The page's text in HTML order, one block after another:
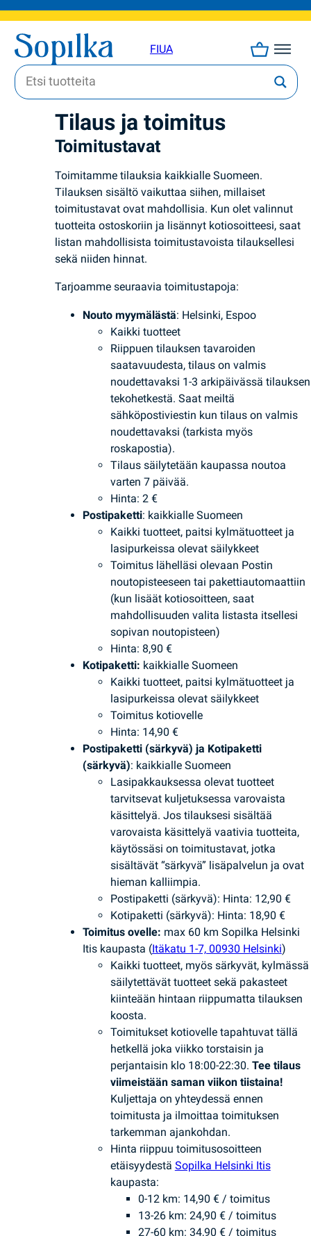
FIUA
Tilaus ja toimitus
Toimitustavat
Toimitamme tilauksia kaikkialle Suomeen.
Tilauksen sisältö vaikuttaa siihen, millaiset
toimitustavat ovat mahdollisia. Kun olet valinnut
tuotteita ostoskoriin ja lisännyt kotiosoitteesi, saat
listan mahdollisista toimitustavoista tilauksellesi
sekä niiden hinnat.
Tarjoamme seuraavia toimitustapoja:
Nouto myymälästä: Helsinki, Espoo
Kaikki tuotteet
Riippuen tilauksen tavaroiden
saatavuudesta, tilaus on valmis
noudettavaksi 1-3 arkipäivässä tilauksen
tekohetkestä. Saat meiltä
sähköpostiviestin kun tilaus on valmis
noudettavaksi (tarkista myös
roskapostia).
Tilaus säilytetään kaupassa noutoa
varten 7 päivää.
Hinta: 2 €
Postipaketti: kaikkialle Suomeen
Kaikki tuotteet, paitsi kylmätuotteet ja
lasipurkeissa olevat säilykkeet
Toimitus lähelläsi olevaan Postin
noutopisteeseen tai pakettiautomaattiin
(kun lisäät kotiosoitteen, saat
mahdollisuuden valita listasta itsellesi
sopivan noutopisteen)
Hinta: 8,90 €
Kotipaketti: kaikkialle Suomeen
Kaikki tuotteet, paitsi kylmätuotteet ja
lasipurkeissa olevat säilykkeet
Toimitus kotiovelle
Hinta: 14,90 €
Postipaketti (särkyvä) ja Kotipaketti
(särkyvä): kaikkialle Suomeen
Lasipakkauksessa olevat tuotteet
tarvitsevat kuljetuksessa varovaista
käsittelyä. Jos tilauksesi sisältää
varovaista käsittelyä vaativia tuotteita,
käytössäsi on toimitustavat, jotka
sisältävät “särkyvä” lisäpalvelun ja ovat
hieman kalliimpia.
Postipaketti (särkyvä): Hinta: 12,90 €
Kotipaketti (särkyvä): Hinta: 18,90 €
Toimitus ovelle: max 60 km Sopilka Helsinki
Itis kaupasta (Itäkatu 1-7, 00930 Helsinki)
Kaikki tuotteet, myös särkyvät, kylmässä
säilytettävät tuotteet sekä pakasteet
kiinteään hintaan riippumatta tilauksen
koosta.
Toimitukset kotiovelle tapahtuvat tällä
hetkellä joka viikko torstaisin ja
perjantaisin klo 18:00-22:30. Tee tilaus
viimeistään saman viikon tiistaina!
Kuljettaja on yhteydessä ennen
toimitusta ja ilmoittaa toimituksen
tarkemman ajankohdan.
Hinta riippuu toimitusosoitteen
etäisyydestä Sopilka Helsinki Itis
kaupasta:
0-12 km: 14,90 € / toimitus
13-26 km: 24,90 € / toimitus
27-60 km: 34,90 € / toimitus